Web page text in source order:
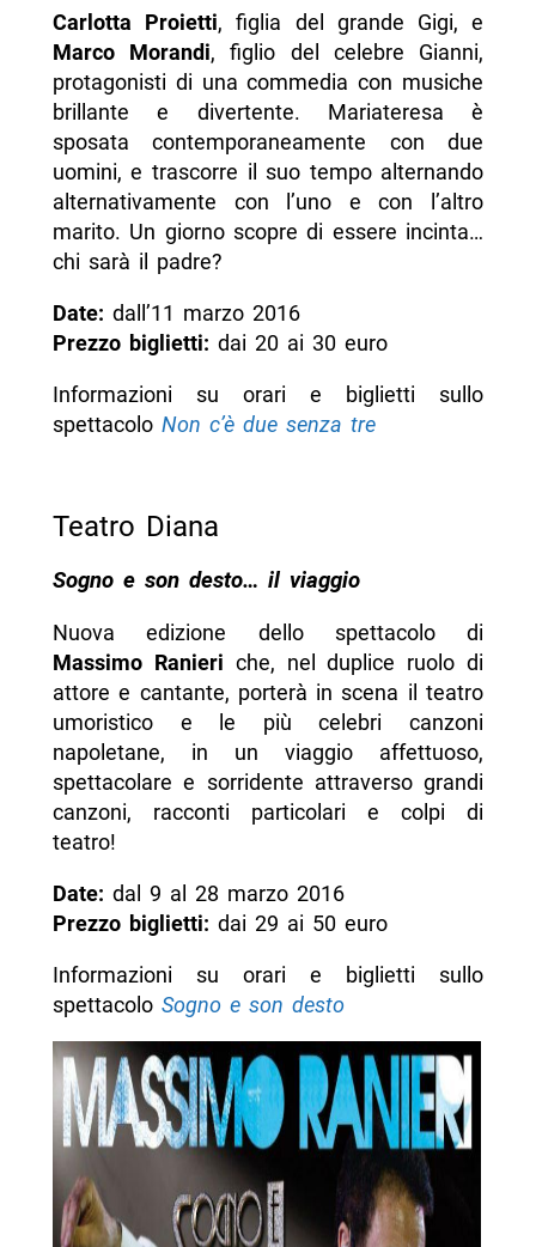
Carlotta Proietti, figlia del grande Gigi, e
Marco Morandi, figlio del celebre Gianni,
protagonisti di una commedia con musiche
brillante e divertente. Mariateresa è
sposata contemporaneamente con due
uomini, e trascorre il suo tempo alternando
alternativamente con l’uno e con l’altro
marito. Un giorno scopre di essere incinta…
chi sarà il padre?
Date: dall’11 marzo 2016
Prezzo biglietti: dai 20 ai 30 euro
Informazioni su orari e biglietti sullo
spettacolo Non c’è due senza tre
Teatro Diana
Sogno e son desto… il viaggio
Nuova edizione dello spettacolo di
Massimo Ranieri che, nel duplice ruolo di
attore e cantante, porterà in scena il teatro
umoristico e le più celebri canzoni
napoletane, in un viaggio affettuoso,
spettacolare e sorridente attraverso grandi
canzoni, racconti particolari e colpi di
teatro!
Date: dal 9 al 28 marzo 2016
Prezzo biglietti: dai 29 ai 50 euro
Informazioni su orari e biglietti sullo
spettacolo Sogno e son desto